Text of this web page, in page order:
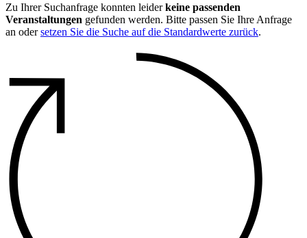
Zu Ihrer Suchanfrage konnten leiderkeine passenden
Veranstaltungen gefunden werden. Bitte passen Sie Ihre Anfrage
an odersetzen Sie die Suche auf die Standardwerte zurück.